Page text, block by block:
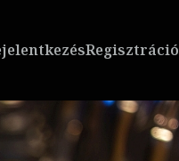
Regisztráció